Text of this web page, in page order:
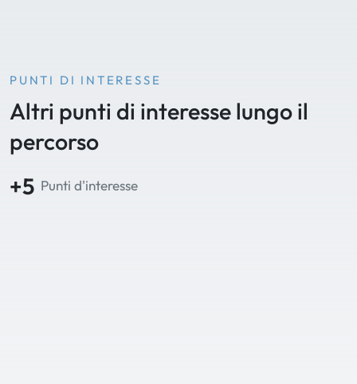
PUNTI DI INTERESSE
Altri punti di interesse lungo il
percorso
+5 Punti d'interesse